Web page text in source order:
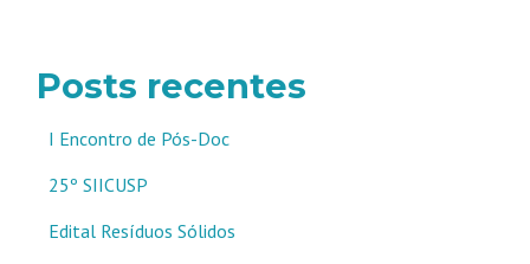
Posts recentes
I Encontro de Pós-Doc
25º SIICUSP
Edital Resíduos Sólidos